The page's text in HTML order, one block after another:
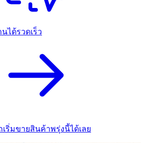
ได้รวดเร็ว
ริ่มขายสินค้าพรุ่งนี้ได้เลย